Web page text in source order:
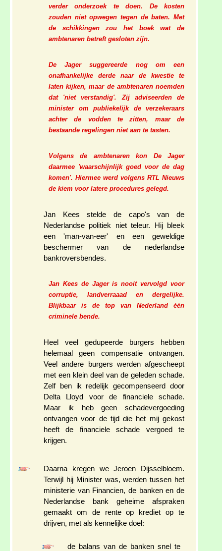
verder onderzoek te doen. De kosten
zouden niet opwegen tegen de baten. Met
de schikkingen zou het boek wat de
ambtenaren betreft gesloten zijn.
De Jager suggereerde nog om een
onafhankelijke derde naar de kwestie te
laten kijken, maar de ambtenaren noemden
dat 'niet verstandig'. Zij adviseerden de
minister om publiekelijk de verzekeraars
achter de vodden te zitten, maar de
bestaande regelingen niet aan te tasten.
Volgens de ambtenaren kon De Jager
daarmee 'waarschijnlijk goed voor de dag
komen'. Hiermee werd volgens RTL Nieuws
de kiem voor latere procedures gelegd.
Jan Kees stelde de capo's van de
Nederlandse politiek niet teleur. Hij bleek
een 'man-van-eer' en een geweldige
beschermer van de nederlandse
bankroversbendes.
Jan Kees de Jager is nooit vervolgd voor
corruptie, landverraaad en dergelijke.
Blijkbaar is de top van Nederland één
criminele bende.
Heel veel gedupeerde burgers hebben
helemaal geen compensatie ontvangen.
Veel andere burgers werden afgescheept
met een klein deel van de geleden schade.
Zelf ben ik redelijk gecompenseerd door
Delta Lloyd voor de financiele schade.
Maar ik heb geen schadevergoeding
ontvangen voor de tijd die het mij gekost
heeft de financiele schade vergoed te
krijgen.
Daarna kregen we Jeroen Dijsselbloem.
Terwijl hij Minister was, werden tussen het
ministerie van Financien, de banken en de
Nederlandse bank geheime afspraken
gemaakt om de rente op krediet op te
drijven, met als kennelijke doel:
de balans van de banken snel te